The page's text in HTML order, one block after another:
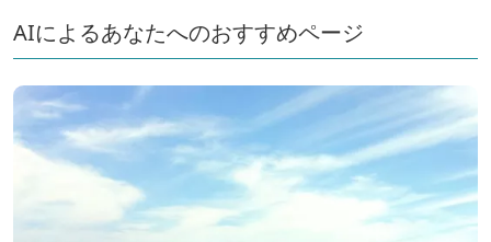
AIによるあなたへのおすすめページ